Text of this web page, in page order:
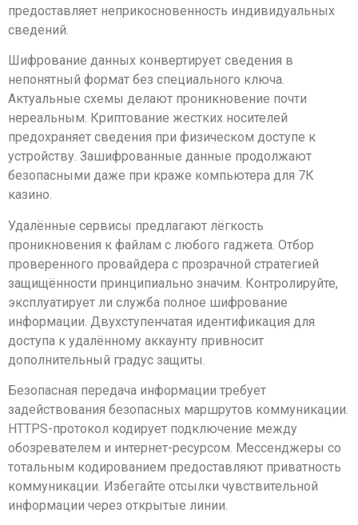
предоставляет неприкосновенность индивидуальных
сведений.
Шифрование данных конвертирует сведения в
непонятный формат без специального ключа.
Актуальные схемы делают проникновение почти
нереальным. Криптование жестких носителей
предохраняет сведения при физическом доступе к
устройству. Зашифрованные данные продолжают
безопасными даже при краже компьютера для 7К
казино.
Удалённые сервисы предлагают лёгкость
проникновения к файлам с любого гаджета. Отбор
проверенного провайдера с прозрачной стратегией
защищённости принципиально значим. Контролируйте,
эксплуатирует ли служба полное шифрование
информации. Двухступенчатая идентификация для
доступа к удалённому аккаунту привносит
дополнительный градус защиты.
Безопасная передача информации требует
задействования безопасных маршрутов коммуникации.
HTTPS-протокол кодирует подключение между
обозревателем и интернет-ресурсом. Мессенджеры со
тотальным кодированием предоставляют приватность
коммуникации. Избегайте отсылки чувствительной
информации через открытые линии.